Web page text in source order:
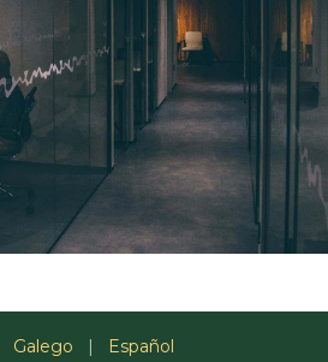
Galego | Español